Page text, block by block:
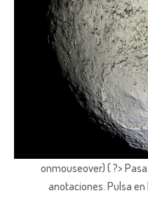
onmouseover) { ?>
anotaciones. Pulsa en